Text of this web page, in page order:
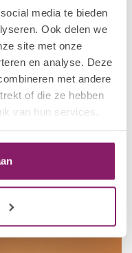
media te bieden
Ook delen we
site met onze
en analyse. Deze
met andere
of die ze hebben
van hun services.